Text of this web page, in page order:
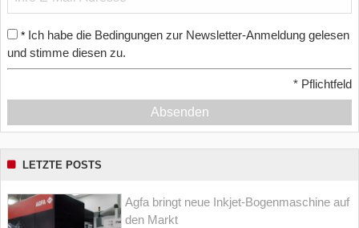
* Ich habe die Bedingungen zur Newsletter-Anmeldung gelesen
und stimme diesen zu.
* Pflichtfeld
Absenden
LETZTE POSTS
Agfa bringt neue Inkjet-Bogenmaschine auf
den Markt